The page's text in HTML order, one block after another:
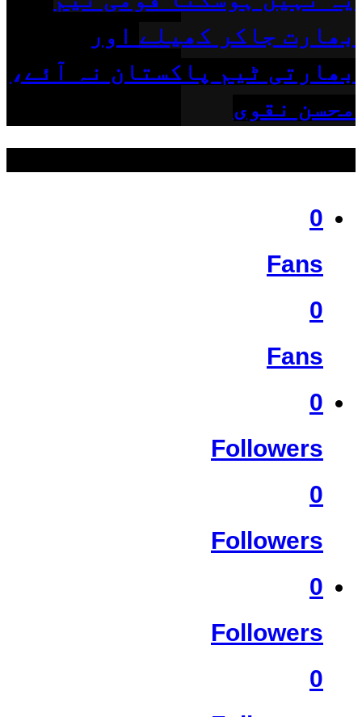
بھارت جاکر کھیلے اور
بھارتی ٹیم پاکستان نہ آئے،
محسن نقوی
0
Fans
0
Fans
0
Followers
0
Followers
0
Followers
0